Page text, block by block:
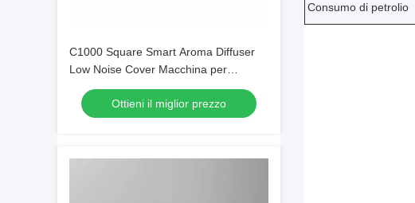
C1000 Square Smart Aroma Diffuser
Low Noise Cover Macchina per
rinfrescare l'aria su grandi superfici
Ottieni il miglior prezzo
Consumo di petrolio